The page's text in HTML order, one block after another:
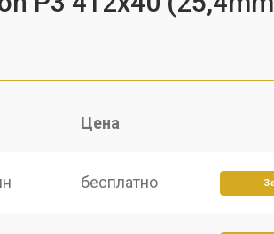
Цена
бесплатно